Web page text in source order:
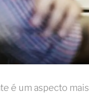
é um aspecto